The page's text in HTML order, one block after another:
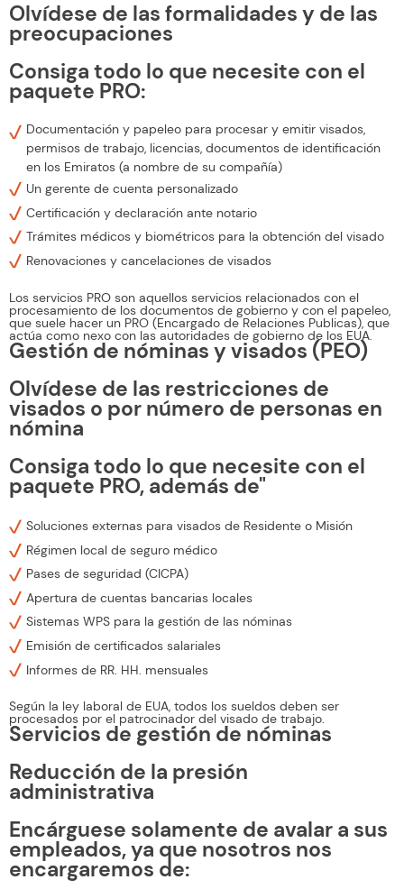
Olvídese de las formalidades y de las
preocupaciones
Consiga todo lo que necesite con el
paquete PRO:
Documentación y papeleo para procesar y emitir visados,
permisos de trabajo, licencias, documentos de identificación
en los Emiratos (a nombre de su compañía)
Un gerente de cuenta personalizado
Certificación y declaración ante notario
Trámites médicos y biométricos para la obtención del visado
Renovaciones y cancelaciones de visados
Los servicios PRO son aquellos servicios relacionados con el
procesamiento de los documentos de gobierno y con el papeleo,
que suele hacer un PRO (Encargado de Relaciones Publicas), que
actúa como nexo con las autoridades de gobierno de los EUA.
Gestión de nóminas y visados (PEO)
Olvídese de las restricciones de
visados o por número de personas en
nómina
Consiga todo lo que necesite con el
paquete PRO, además de"
Soluciones externas para visados de Residente o Misión
Régimen local de seguro médico
Pases de seguridad (CICPA)
Apertura de cuentas bancarias locales
Sistemas WPS para la gestión de las nóminas
Emisión de certificados salariales
Informes de RR. HH. mensuales
Según la ley laboral de EUA, todos los sueldos deben ser
procesados por el patrocinador del visado de trabajo.
Servicios de gestión de nóminas
Reducción de la presión
administrativa
Encárguese solamente de avalar a sus
empleados, ya que nosotros nos
encargaremos de: